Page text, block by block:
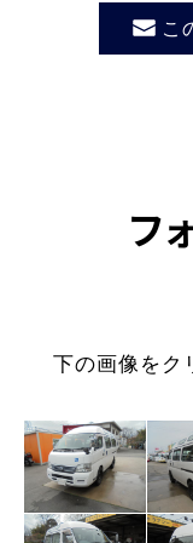
こ
フ
下の画像をク